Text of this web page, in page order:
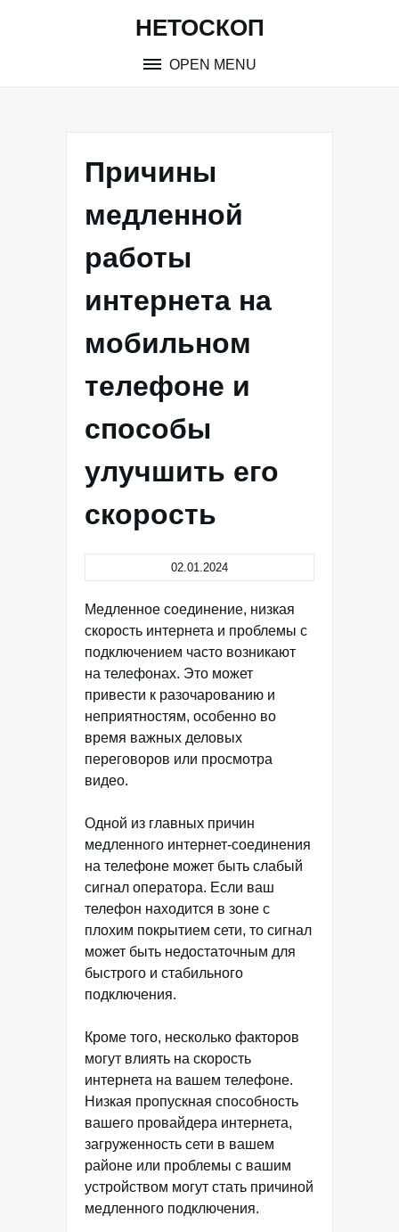
НЕТОСКОП
OPEN MENU
Причины
медленной
работы
интернета на
мобильном
телефоне и
способы
улучшить его
скорость
02.01.2024
Медленное соединение, низкая
скорость интернета и проблемы с
подключением часто возникают
на телефонах. Это может
привести к разочарованию и
неприятностям, особенно во
время важных деловых
переговоров или просмотра
видео.
Одной из главных причин
медленного интернет-соединения
на телефоне может быть слабый
сигнал оператора. Если ваш
телефон находится в зоне с
плохим покрытием сети, то сигнал
может быть недостаточным для
быстрого и стабильного
подключения.
Кроме того, несколько факторов
могут влиять на скорость
интернета на вашем телефоне.
Низкая пропускная способность
вашего провайдера интернета,
загруженность сети в вашем
районе или проблемы с вашим
устройством могут стать причиной
медленного подключения.